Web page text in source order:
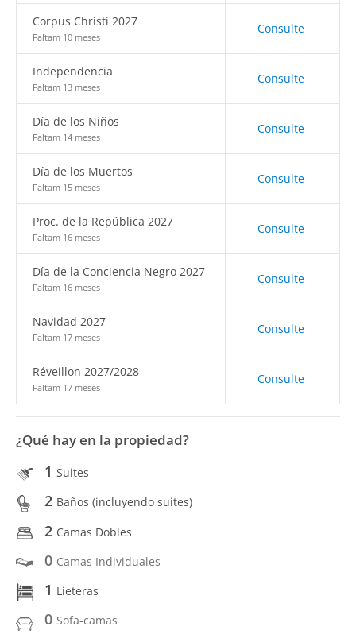
Corpus Christi 2027
Faltam 10 meses
Consulte
Independencia
Faltam 13 meses
Consulte
Día de los Niños
Faltam 14 meses
Consulte
Día de los Muertos
Faltam 15 meses
Consulte
Proc. de la República 2027
Faltam 16 meses
Consulte
Día de la Conciencia Negro 2027
Faltam 16 meses
Consulte
Navidad 2027
Faltam 17 meses
Consulte
Réveillon 2027/2028
Faltam 17 meses
Consulte
¿Qué hay en la propiedad?
1 Suites
2 Baños (incluyendo suites)
2 Camas Dobles
0 Camas Individuales
1 Lieteras
0 Sofa-camas